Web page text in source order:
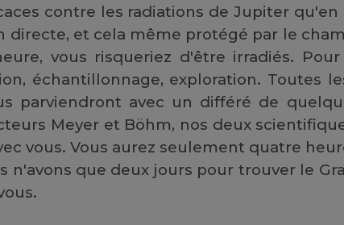
contre les radiations de Jupiter qu'en
directe, et cela même protégé par le
vous risqueriez d'être irradiés.
échantillonnage, exploration. Toutes
parviendront avec un différé de
Meyer et Böhm, nos deux
vous. Vous aurez seulement quatre
n'avons que deux jours pour trouver le